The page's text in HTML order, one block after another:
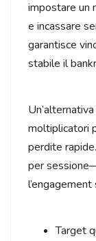
impostare un
e incassare
garantisce
stabile il
moltiplicatori
perdite
per
Target